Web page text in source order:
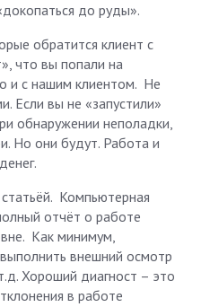
до руды».
обратится клиент с
что вы попали на
и с нашим клиентом. Не
Если вы не «запустили»
обнаружении неполадки,
Но они будут. Работа и
Компьютерная
отчёт о работе
Как минимум,
внешний осмотр
Хороший диагност – это
в работе